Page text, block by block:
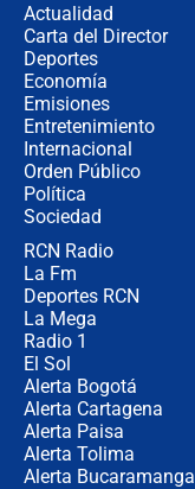
Actualidad
Carta del Director
Deportes
Economía
Emisiones
Entretenimiento
Internacional
Orden Público
Política
Sociedad
RCN Radio
La Fm
Deportes RCN
La Mega
Radio 1
El Sol
Alerta Bogotá
Alerta Cartagena
Alerta Paisa
Alerta Tolima
Alerta Bucaramanga